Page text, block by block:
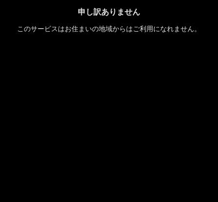
申し訳ありません
このサービスはお住まいの地域からはご利用になれません。